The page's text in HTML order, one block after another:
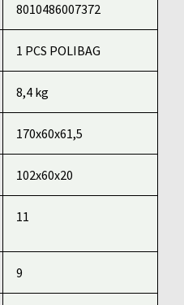
8010486007372
1 PCS POLIBAG
8,4 kg
170x60x61,5
102x60x20
11
9